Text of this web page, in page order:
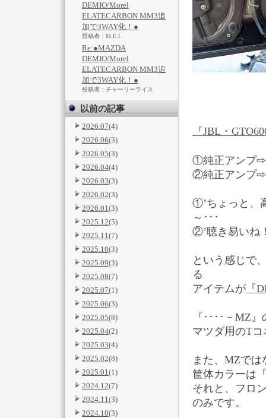
DEMIO/Morel
ELATECARBON MM3追
加で3WAY化！●
投稿者：M.E.I.
Re:●MAZDA
DEMIO/Morel
ELATECARBON MM3追
加で3WAY化！●
投稿者：チャーリーライス
以前の記事
2026.07(4)
2026.06(3)
2026.05(3)
2026.04(4)
2026.03(3)
2026.02(3)
2026.01(3)
2025.12(5)
2025.11(7)
2025.10(3)
2025.09(3)
2025.08(7)
2025.07(1)
2025.06(3)
2025.05(8)
2025.04(2)
2025.03(4)
2025.02(8)
2025.01(1)
2024.12(7)
2024.11(3)
2024.10(3)
『JBL・
①純正アンプ
②純正アンプ
①’ちょっと、
～･･･
②’聴き易いね
という感じで
る
アイテムが 『
『････－MZ
マツダ用のT
また、MZでは
筐体カラーは
それと、フロ
のみです。